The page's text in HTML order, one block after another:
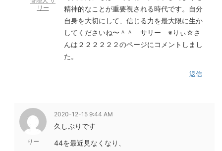
リー
精神的なことが重要視される時代です。自分
自身を大切にして、信じる力を最大限に生か
してくださいね〜＾＾ サリー ※りぃ☆さ
んは２２２２２２のページにコメントしまし
た。
返信
りー
2020-12-15 9:44 AM
久しぶりです
44を最近見なくなり、